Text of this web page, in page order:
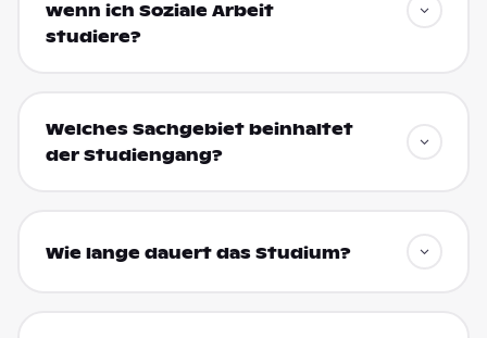
wenn ich Soziale Arbeit
studiere?
Welches Sachgebiet beinhaltet
der Studiengang?
Wie lange dauert das Studium?